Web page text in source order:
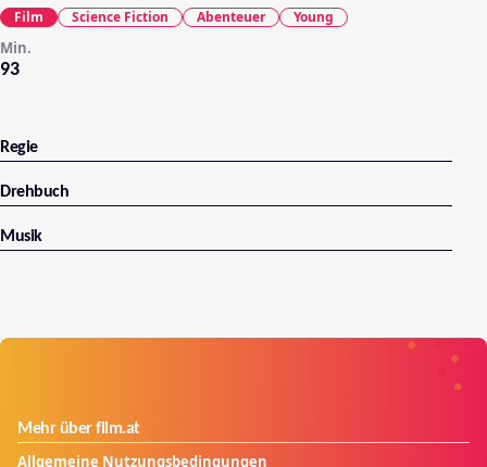
93
Min.
Film Science Fiction Abenteuer Young
Regie
Drehbuch
Musik
Mehr über film.at
Allgemeine Nutzungsbedingungen